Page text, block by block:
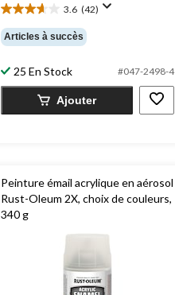
3.6 (42)
3.6
étoile(s)
sur
42
évaluations
Articles à succès
25 En Stock #047-2498-4
Ajouter
Peinture émail acrylique en aérosol
Rust-Oleum 2X, choix de couleurs,
340 g